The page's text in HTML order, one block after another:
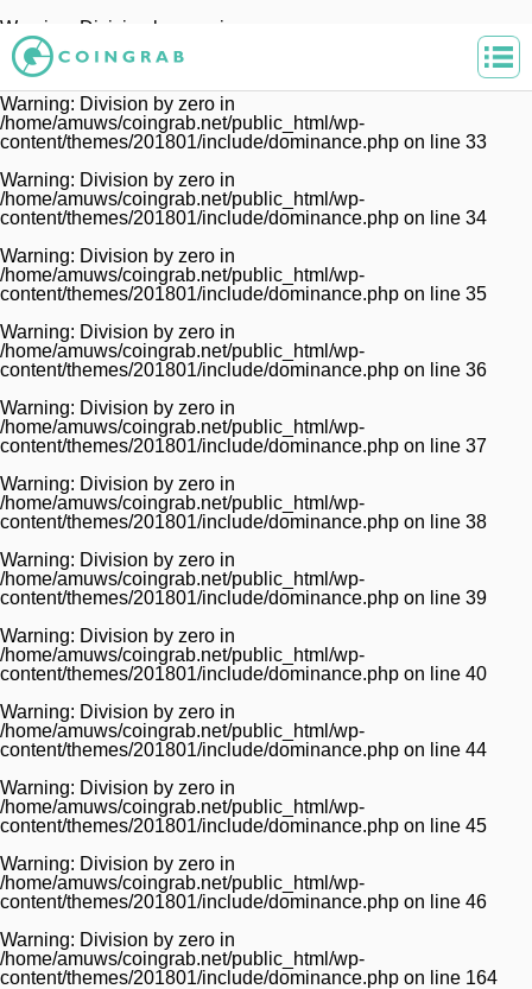
Warning
: Division by zero in
/home/amuws/coingrab.net/public_html/wp-
content/themes/201801/include/dominance.php
32
Warning: Division by zero in
/home/amuws/coingrab.net/public_html/wp-
content/themes/201801/include/dominance.php on line 33
Warning: Division by zero in
/home/amuws/coingrab.net/public_html/wp-
content/themes/201801/include/dominance.php on line 34
Warning: Division by zero in
/home/amuws/coingrab.net/public_html/wp-
content/themes/201801/include/dominance.php on line 35
Warning: Division by zero in
/home/amuws/coingrab.net/public_html/wp-
content/themes/201801/include/dominance.php on line 36
Warning: Division by zero in
/home/amuws/coingrab.net/public_html/wp-
content/themes/201801/include/dominance.php on line 37
Warning: Division by zero in
/home/amuws/coingrab.net/public_html/wp-
content/themes/201801/include/dominance.php on line 38
Warning: Division by zero in
/home/amuws/coingrab.net/public_html/wp-
content/themes/201801/include/dominance.php on line 39
Warning: Division by zero in
/home/amuws/coingrab.net/public_html/wp-
content/themes/201801/include/dominance.php on line 40
Warning: Division by zero in
/home/amuws/coingrab.net/public_html/wp-
content/themes/201801/include/dominance.php on line 44
Warning: Division by zero in
/home/amuws/coingrab.net/public_html/wp-
content/themes/201801/include/dominance.php on line 45
Warning: Division by zero in
/home/amuws/coingrab.net/public_html/wp-
content/themes/201801/include/dominance.php on line 46
Warning: Division by zero in
/home/amuws/coingrab.net/public_html/wp-
content/themes/201801/include/dominance.php on line 164